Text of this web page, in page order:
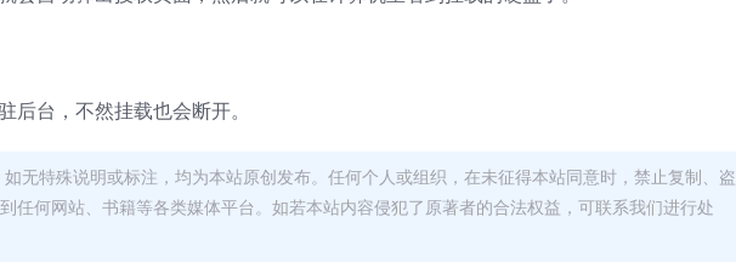
后台，不然挂载也会断开。
无特殊说明或标注，均为本站原创发布。任何个人或组织，在未征得本站同意时，禁止复制、盗
任何网站、书籍等各类媒体平台。如若本站内容侵犯了原著者的合法权益，可联系我们进行处